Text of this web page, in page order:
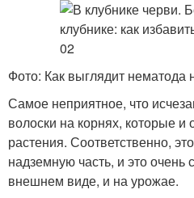
Фото: Как выглядит нематода
Самое неприятное, что
волоски на корнях, которые и
растения. Соответственно,
надземную часть, и это очень
внешнем виде, и на урожае.